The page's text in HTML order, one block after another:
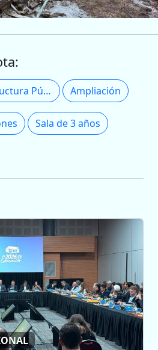
Hacienda e Infraestructura Pública Ampliación
Sala de 3 años